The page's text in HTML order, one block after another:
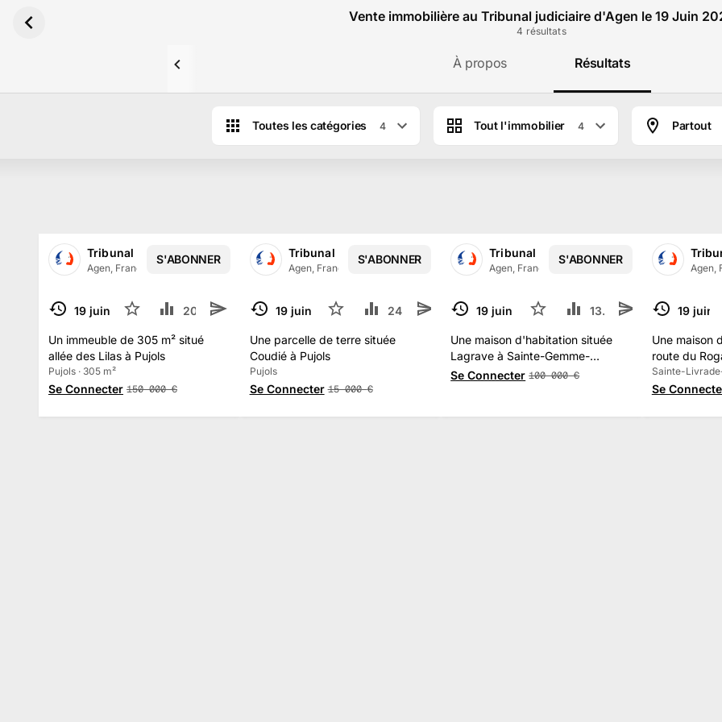
Vente immobilière au Tribunal judiciaire d'Agen le 19 Juin
4 résultats
À propos Résultats
Toutes les catégories 4 Tout l'immobilier 4 Partout
Tribunal Judiciaire d'AGEN
Agen, France 362 abonnés
S'ABONNER
TERMINÉ19 juin 2025 20.7 k
Un immeuble de 305 m² situé
allée des Lilas à Pujols
Pujols · 305 m²
Se Connecter 150 000 €
Tribunal Judiciaire d'AGEN
Agen, France 362 abonnés
S'ABONNER
TERMINÉ19 juin 2025 24.2 k
Une parcelle de terre située
Coudié à Pujols
Pujols
Se Connecter 15 000 €
Tribunal Judiciaire d'AGEN
Agen, France 362 abonnés
S'ABONNER
TERMINÉ19 juin 2025 13.2 k
Une maison d'habitation située
Lagrave à Sainte-Gemme-
Martaillac
Se Connecter 100 000 €
Agen,
TERMINÉ19 juin
Une maison
route du
sur-Lot
Sainte-
Se